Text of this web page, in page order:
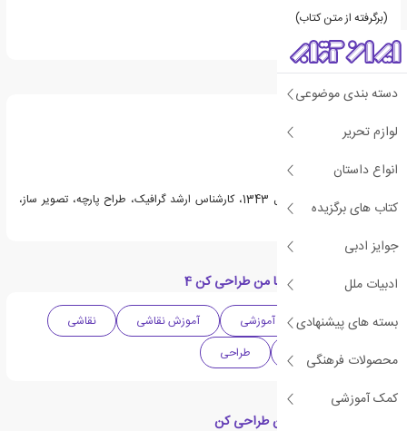
دسته بندی موضوعی
لوازم تحریر
انواع داستان
کتاب های برگزیده
جوایز ادبی
ادبیات ملل
بسته های پیشنهادی
محصولات فرهنگی
کمک آموزشی
(برگرفته از متن کتاب)
درباره حسین صدقی
حسین صدقی متولد سال 1343، کارشناس ارشد گرافیک، طراح پارچه، تصویر ساز،
مدرس هنر می باشد.
دسته بندی های کتاب با من طراحی کن 4
ادبیات ایران آموزشی آموزش نقاشی
نقاشی
دهه 2020 میلادی
طراحی
کتاب های مرتبط با با من طراحی کن